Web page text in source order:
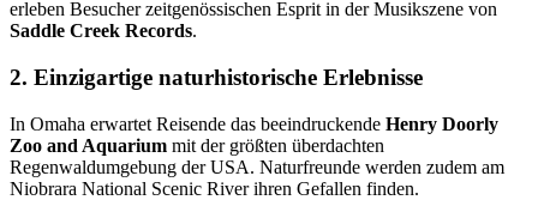
erleben Besucher zeitgenössischen Esprit in der Musikszene von
Saddle Creek Records.
2. Einzigartige naturhistorische Erlebnisse
In Omaha erwartet Reisende das beeindruckende Henry Doorly
Zoo and Aquarium mit der größten überdachten
Regenwaldumgebung der USA. Naturfreunde werden zudem am
Niobrara National Scenic River ihren Gefallen finden.